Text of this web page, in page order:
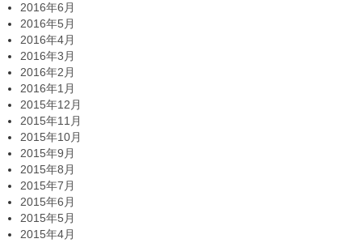
2016年6月
2016年5月
2016年4月
2016年3月
2016年2月
2016年1月
2015年12月
2015年11月
2015年10月
2015年9月
2015年8月
2015年7月
2015年6月
2015年5月
2015年4月